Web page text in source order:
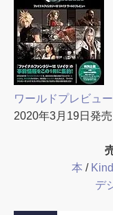
ワールドプレビュー
2020年3月19日発売
本 /
デ